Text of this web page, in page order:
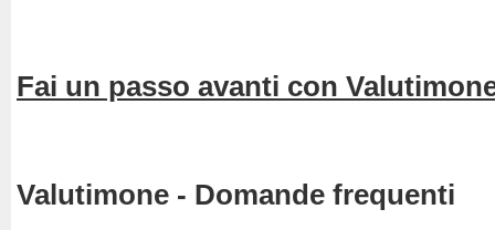
Fai un passo avanti con
Valutimone - Domande frequenti